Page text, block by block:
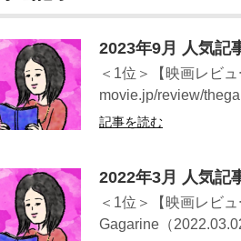
2023年9月 人気記
＜1位＞【映画レビ
movie.jp/review/
記事を読む
2022年3月 人気記
＜1位＞【映画レビ
Gagarine（